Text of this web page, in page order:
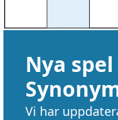
Nya spel
Vi har